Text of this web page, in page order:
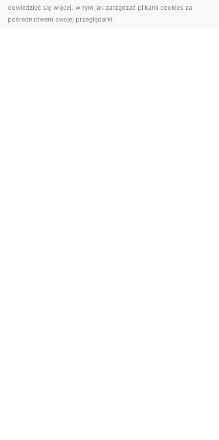
dowiedzieć się więcej, w tym jak zarządzać plikami cookies za
pośrednictwem swojej przeglądarki.